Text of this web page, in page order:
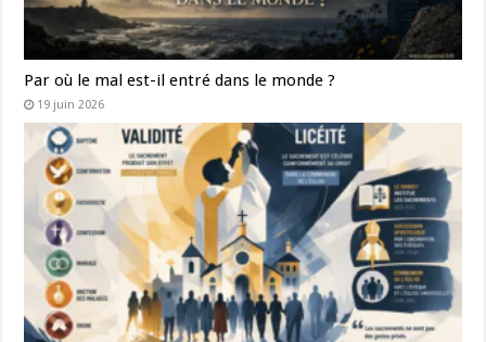
Par où le mal est-il entré dans le monde ?
19 juin 2026